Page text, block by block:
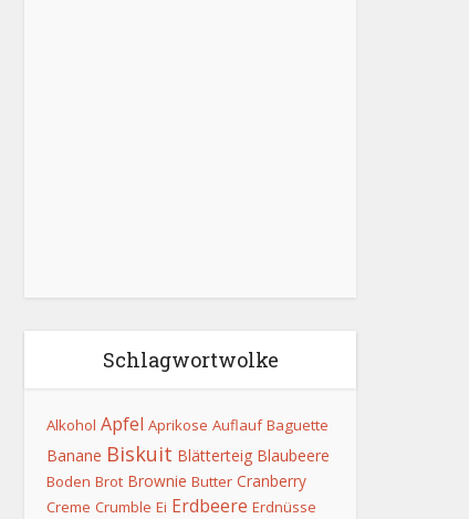
Schlagwortwolke
Alkohol Apfel Aprikose Auflauf Baguette
Banane Biskuit Blätterteig Blaubeere
Boden Brot Brownie Butter Cranberry
Creme Crumble Ei Erdbeere Erdnüsse